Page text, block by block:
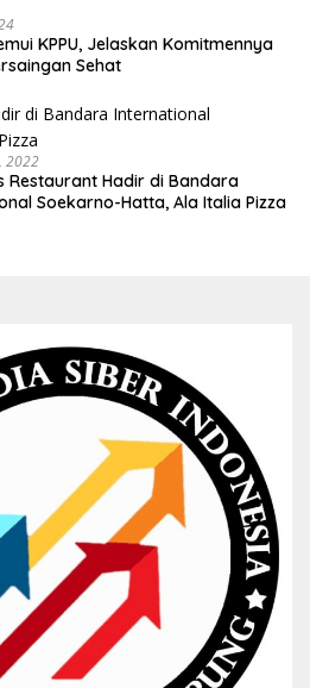
KPPU, Jelaskan Komitmennya
Sehat
2022
Restaurant Hadir di Bandara
Soekarno-Hatta, Ala Italia Pizza